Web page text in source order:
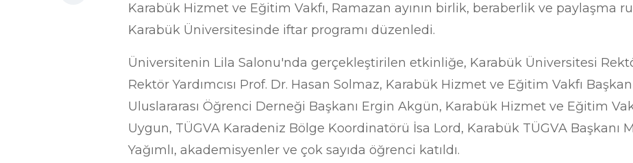
Karabük Hizmet ve Eğitim Vakfı, Ramazan ayının birlik, beraberlik ve paylaşma
Karabük Üniversitesinde iftar programı düzenledi.
Üniversitenin Lila Salonu'nda gerçekleştirilen etkinliğe, Karabük Üniversitesi
Rektör Yardımcısı Prof. Dr. Hasan Solmaz, Karabük Hizmet ve Eğitim Vakfı
Uluslararası Öğrenci Derneği Başkanı Ergin Akgün, Karabük Hizmet ve Eğitim
Uygun, TÜGVA Karadeniz Bölge Koordinatörü İsa Lord, Karabük TÜGVA Başkanı
Yağımlı, akademisyenler ve çok sayıda öğrenci katıldı.